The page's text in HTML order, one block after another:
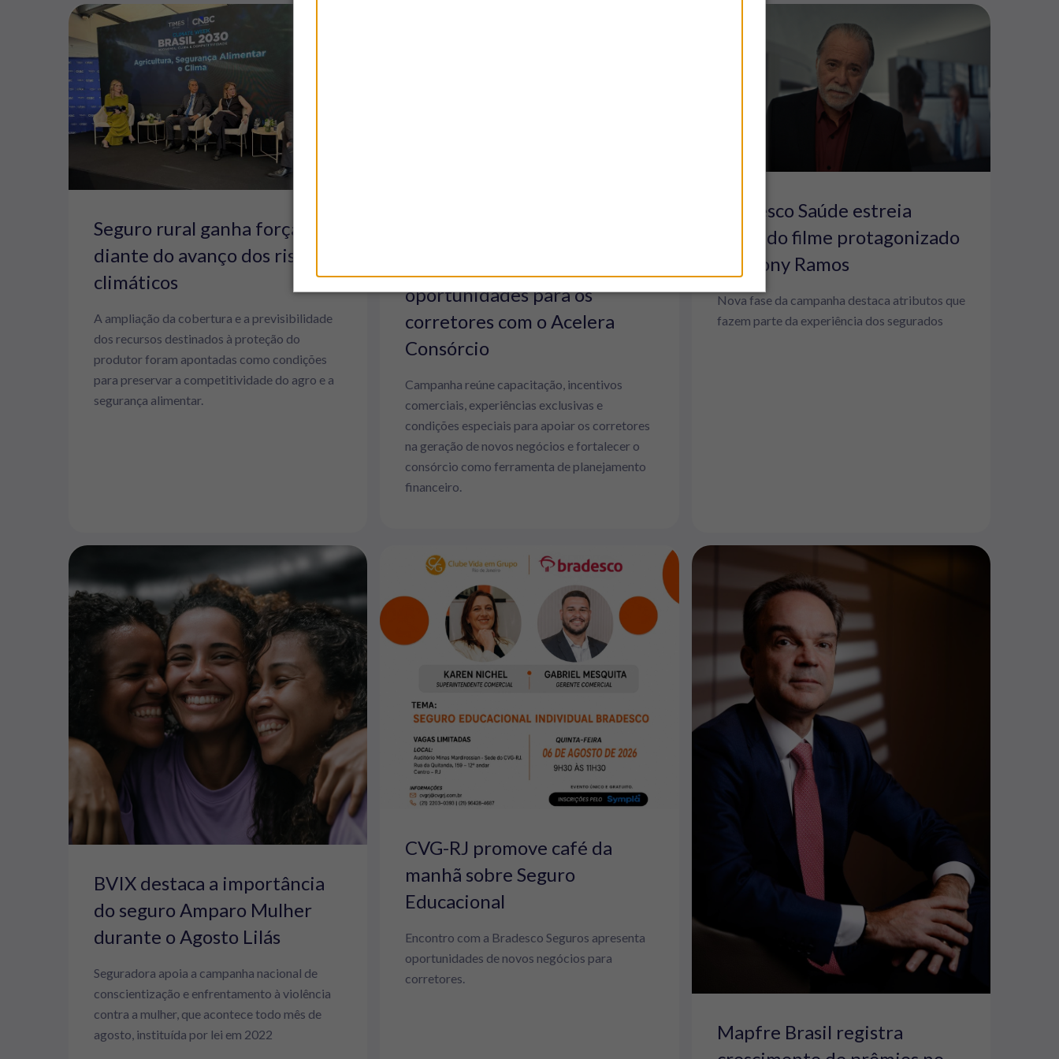
Seguro rural ganha força
diante do avanço dos riscos
climáticos
A ampliação da cobertura e a previsibilidade
dos recursos destinados à proteção do
produtor foram apontadas como condições
para preservar a competitividade do agro e a
segurança alimentar.
oportunidades para os
corretores com o Acelera
Consórcio
Campanha reúne capacitação, incentivos
comerciais, experiências exclusivas e
condições especiais para apoiar os corretores
na geração de novos negócios e fortalecer o
consórcio como ferramenta de planejamento
financeiro.
Bradesco Saúde estreia
segundo filme protagonizado
por Tony Ramos
Nova fase da campanha destaca atributos que
fazem parte da experiência dos segurados
BVIX destaca a importância
do seguro Amparo Mulher
durante o Agosto Lilás
Seguradora apoia a campanha nacional de
conscientização e enfrentamento à violência
contra a mulher, que acontece todo mês de
agosto, instituída por lei em 2022
CVG-RJ promove café da
manhã sobre Seguro
Educacional
Encontro com a Bradesco Seguros apresenta
oportunidades de novos negócios para
corretores.
Mapfre Brasil registra